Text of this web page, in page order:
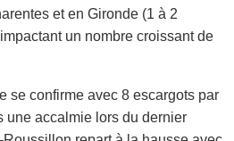
et en Gironde (1 à 2
un nombre croissant de
se confirme avec 8 escargots par
une accalmie lors du dernier